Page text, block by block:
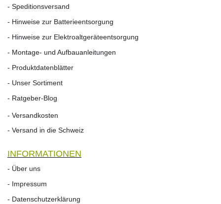
- Speditionsversand
- Hinweise zur Batterieentsorgung
- Hinweise zur Elektroaltgeräteentsorgung
- Montage- und Aufbauanleitungen
- Produktdatenblätter
- Unser Sortiment
- Ratgeber-Blog
- Versandkosten
- Versand in die Schweiz
INFORMATIONEN
- Über uns
- Impressum
- Datenschutzerklärung